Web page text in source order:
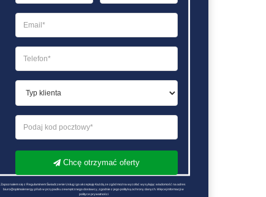
Chcę otrzymać oferty
Zapoznałem się z Regulaminem Świadczenie Usług i go akceptuję Każdą ze zgód można wycofać wysyłając wiadomość na adres
biuro@optimalenergy.pl lub w przypadku zewnętrznego dostawcy, zgodnie z jego polityką ochrony danych. Więcej informacji w
polityce prywatności